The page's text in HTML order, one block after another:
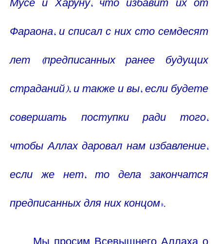
Мусе и Харуну, что избавит их от
Фараона, и списал с них сто семдесят
лет (предписанных ранее будущих
страданий), и также и вы, если будете
совершать поступки ради того,
чтобы Аллах даровал нам избавление,
если же нет, то дела закончатся
предписанных для них концом».